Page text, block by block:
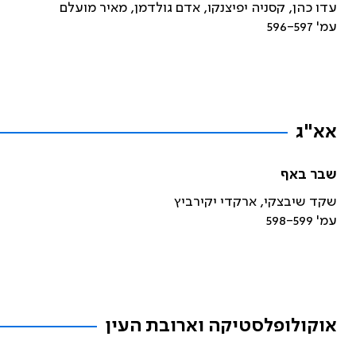
עדו כהן, קסניה יפיצנקו, אדם גולדמן, מאיר מועלם
עמ' 596-597
אא"ג
שבר באף
שקד שיבצקי, ארקדי יקירביץ
עמ' 598-599
אוקולופלסטיקה וארובת העין